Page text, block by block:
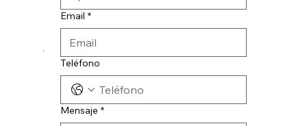
© 2024 CATESA INGENIERIA
Email *
Teléfono
Mensaje *